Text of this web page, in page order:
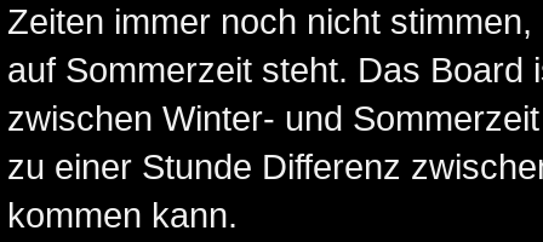
Zeiten immer noch nicht
auf Sommerzeit steht. Das
zwischen Winter- und
zu einer Stunde Differenz
kommen kann.